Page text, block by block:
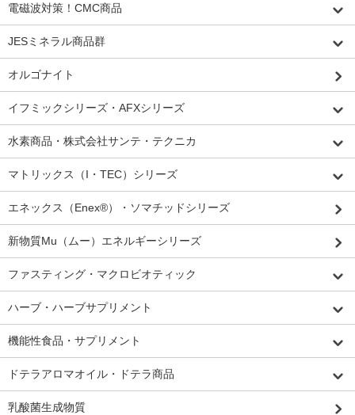
電磁波対策！CMC商品
JESミネラル商品群
オルゴナイト
イフミックシリーズ・AFXシリーズ
水素商品・株式会社サンテ・テクニカ
マトリックス（I・TEC）シリーズ
エネックス（Enex®）・ソマチッドシリーズ
新物質Mu（ムー）エネルギーシリーズ
ファスティング・マクロビオティック
ハーブ・ハーブサプリメント
機能性食品・サプリメント
ドテラアロマオイル・ドテラ商品
乳酸菌生成物質